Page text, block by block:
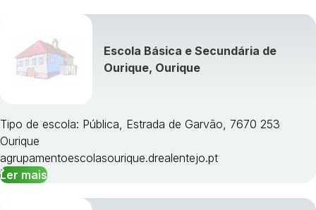
Escola Básica e Secundária de
Ourique, Ourique
Tipo de escola: Pública, Estrada de Garvão, 7670 253
Ourique
agrupamentoescolasourique.drealentejo.pt
Ler mais